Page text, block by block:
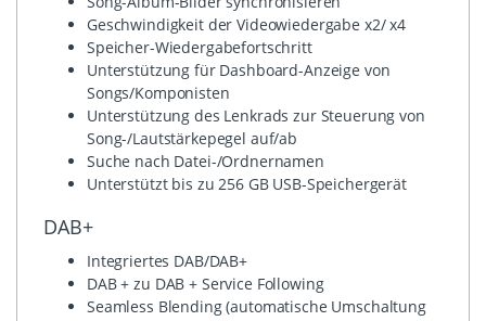
Geschwindigkeit der Videowiedergabe x2/ x4
Speicher-Wiedergabefortschritt
Unterstützung für Dashboard-Anzeige von
Songs/Komponisten
Unterstützung des Lenkrads zur Steuerung von
Song-/Lautstärkepegel auf/ab
Suche nach Datei-/Ordnernamen
Unterstützt bis zu 256 GB USB-Speichergerät
DAB+
Integriertes DAB/DAB+
DAB + zu DAB + Service Following
Seamless Blending (automatische Umschaltung